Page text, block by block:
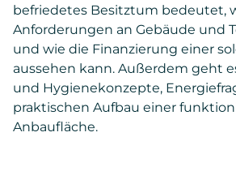
befriedetes Besitztum bedeutet,
Anforderungen an Gebäude und
und wie die Finanzierung einer
aussehen kann. Außerdem geht
und Hygienekonzepte,
praktischen Aufbau einer
Anbaufläche.